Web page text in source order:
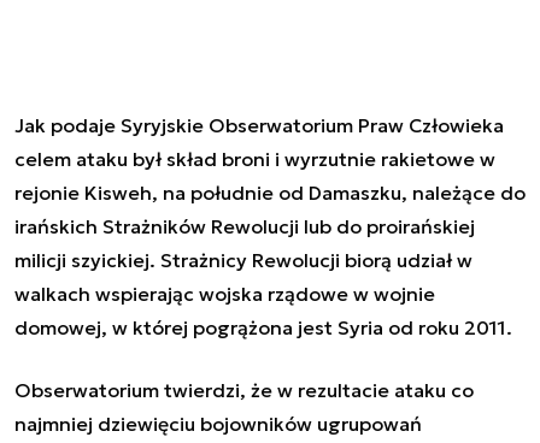
Jak podaje Syryjskie Obserwatorium Praw Człowieka
celem ataku był skład broni i wyrzutnie rakietowe w
rejonie Kisweh, na południe od Damaszku, należące do
irańskich Strażników Rewolucji lub do proirańskiej
milicji szyickiej. Strażnicy Rewolucji biorą udział w
walkach wspierając wojska rządowe w wojnie
domowej, w której pogrążona jest Syria od roku 2011.
Obserwatorium twierdzi, że w rezultacie ataku co
najmniej dziewięciu bojowników ugrupowań